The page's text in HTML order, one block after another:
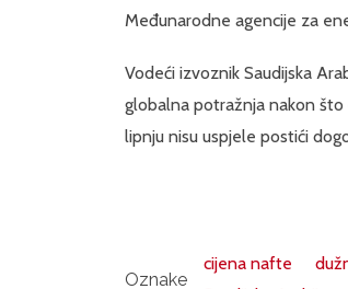
Međunarodne agencije za
Vodeći izvoznik Saudijska
globalna potražnja nakon
lipnju nisu uspjele postići
Oznake
cijena nafte